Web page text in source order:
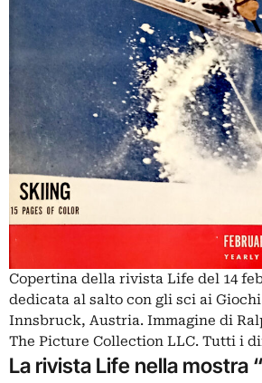
Copertina della rivista Life del 14
dedicata al salto con gli sci ai
Innsbruck, Austria. Immagine di
The Picture Collection LLC. Tutti i
La rivista Life nella mostra